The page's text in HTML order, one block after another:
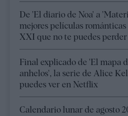
De 'El diario de Noa' a
mejores películas
XXI que no te puedes perder
Final explicado de 'El mapa
anhelos', la serie de Alice
puedes ver en Netflix
Calendario lunar de agosto